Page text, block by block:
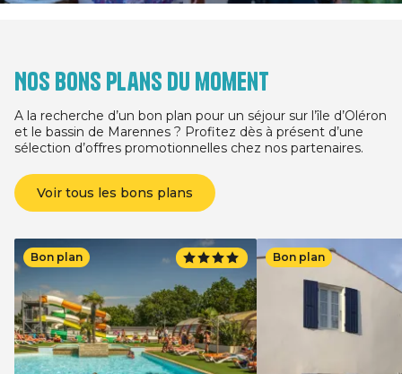
Nos bons plans du moment
A la recherche d’un bon plan pour un séjour sur l’île d’Oléron
et le bassin de Marennes ? Profitez dès à présent d’une
sélection d’offres promotionnelles chez nos partenaires.
Voir tous les bons plans
Bon plan Bon plan